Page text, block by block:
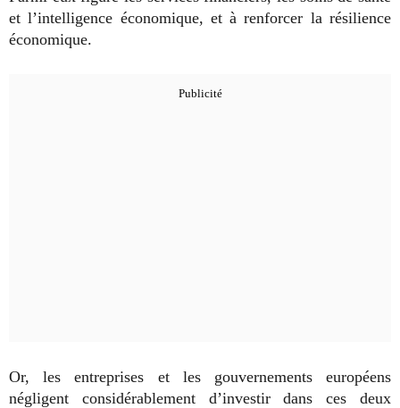
et l’intelligence économique, et à renforcer la résilience
économique.
Or, les entreprises et les gouvernements européens
négligent considérablement d’investir dans ces deux